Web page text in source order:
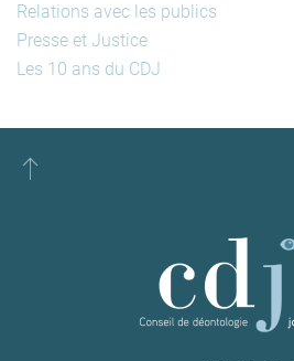
Relations avec les publics
Presse et Justice
Les 10 ans du CDJ